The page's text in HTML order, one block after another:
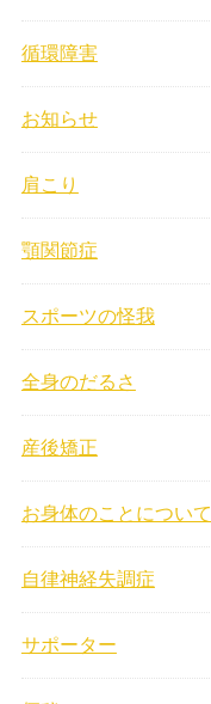
循環障害
お知らせ
肩こり
顎関節症
スポーツの怪我
全身のだるさ
産後矯正
お身体のことについて
自律神経失調症
サポーター